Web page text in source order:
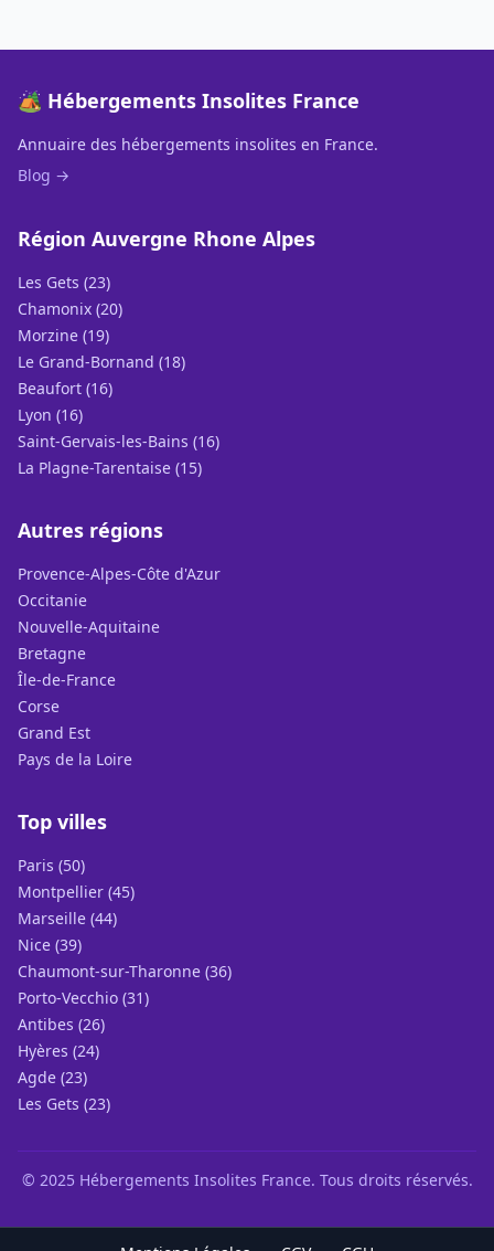
🏕️ Hébergements Insolites France
Annuaire des hébergements insolites en France.
Blog →
Région Auvergne Rhone Alpes
Les Gets (23)
Chamonix (20)
Morzine (19)
Le Grand-Bornand (18)
Beaufort (16)
Lyon (16)
Saint-Gervais-les-Bains (16)
La Plagne-Tarentaise (15)
Autres régions
Provence-Alpes-Côte d'Azur
Occitanie
Nouvelle-Aquitaine
Bretagne
Île-de-France
Corse
Grand Est
Pays de la Loire
Top villes
Paris (50)
Montpellier (45)
Marseille (44)
Nice (39)
Chaumont-sur-Tharonne (36)
Porto-Vecchio (31)
Antibes (26)
Hyères (24)
Agde (23)
Les Gets (23)
© 2025 Hébergements Insolites France. Tous droits réservés.